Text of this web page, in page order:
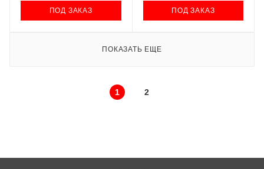
ПОД ЗАКАЗ ПОД ЗАКАЗ
ПОКАЗАТЬ ЕЩЕ
1 2